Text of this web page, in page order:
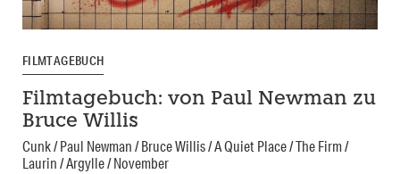
FILMTAGEBUCH
Filmtagebuch: von Paul Newman zu
Bruce Willis
Cunk / Paul Newman / Bruce Willis / A Quiet Place / The Firm /
Laurin / Argylle / November